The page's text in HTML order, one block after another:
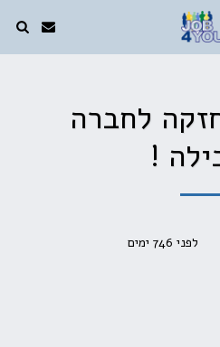
לחברה
!
לפני 746 ימים